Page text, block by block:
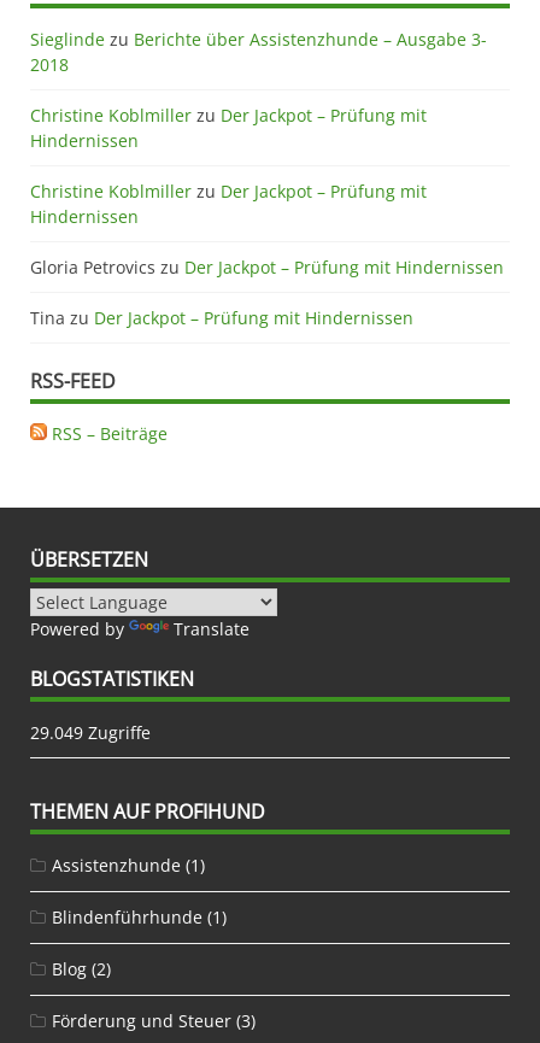
Sieglinde zu Berichte über Assistenzhunde – Ausgabe 3-
2018
Christine Koblmiller zu Der Jackpot – Prüfung mit
Hindernissen
Christine Koblmiller zu Der Jackpot – Prüfung mit
Hindernissen
Gloria Petrovics zu Der Jackpot – Prüfung mit Hindernissen
Tina zu Der Jackpot – Prüfung mit Hindernissen
RSS-FEED
RSS – Beiträge
ÜBERSETZEN
Powered by Translate
BLOGSTATISTIKEN
29.049 Zugriffe
THEMEN AUF PROFIHUND
Assistenzhunde (1)
Blindenführhunde (1)
Blog (2)
Förderung und Steuer (3)